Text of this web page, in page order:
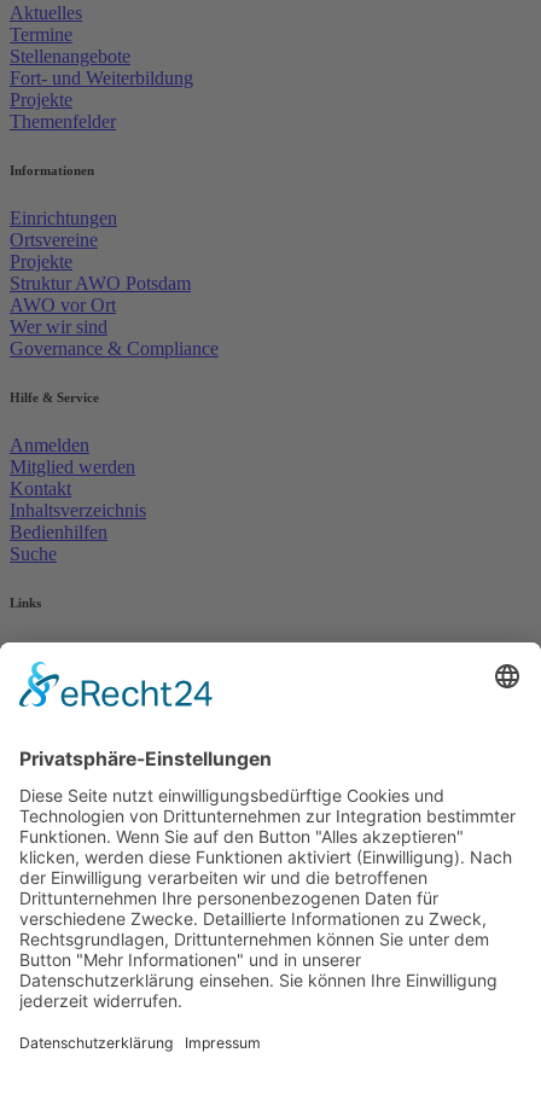
Aktuelles
Termine
Stellenangebote
Fort- und Weiterbildung
Projekte
Themenfelder
Informationen
Einrichtungen
Ortsvereine
Projekte
Struktur AWO Potsdam
AWO vor Ort
Wer wir sind
Governance & Compliance
Hilfe & Service
Anmelden
Mitglied werden
Kontakt
Inhaltsverzeichnis
Bedienhilfen
Suche
Links
AWO Ehrenamt Portal
AWO Schulgesundheitsfachkräfte
AWO Pflegeberatung
AWO Kulturhaus Babelsberg
Arbeit mit Behinderung
AWO Büro Kindermut
Kulturland Brandenburg
AWO Selbsthilfe
AWO eLearning
Kultur für JEDEN
AWO 1plus9
Dachverband Freie Suchtselbsthilfe
© 1990 - 2026 Arbeiterwohlfahrt Bezirksverband Potsdam e. V.
Impressum|Datenschutz|Barrierefreiheitserklärung